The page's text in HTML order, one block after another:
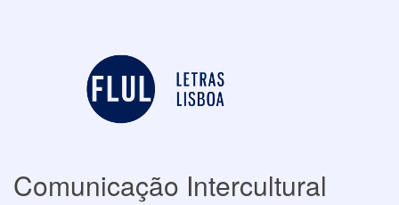
Comunicação Intercultural